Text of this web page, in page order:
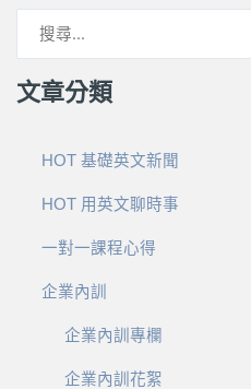
文章分類
HOT 基礎英文新聞
HOT 用英文聊時事
一對一課程心得
企業內訓
企業內訓專欄
企業內訓花絮